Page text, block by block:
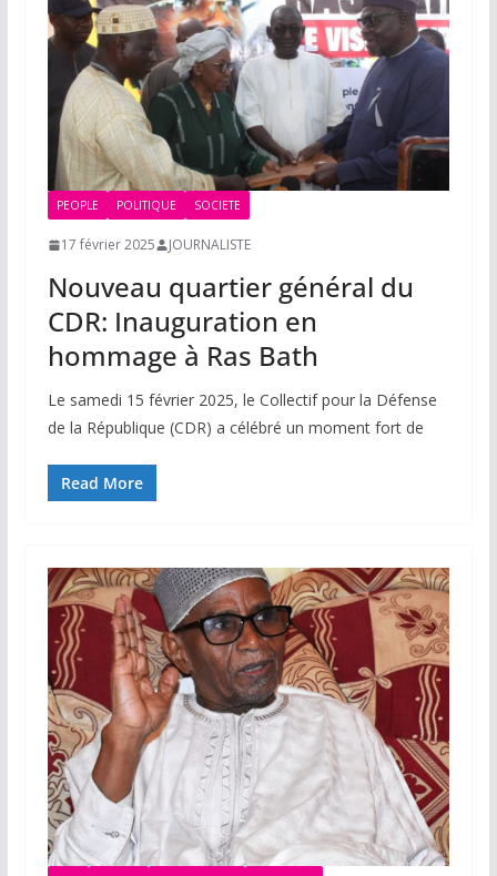
PEOPLE POLITIQUE SOCIETE
17 février 2025 JOURNALISTE
Nouveau quartier général du
CDR: Inauguration en
hommage à Ras Bath
Le samedi 15 février 2025, le Collectif pour la Défense
de la République (CDR) a célébré un moment fort de
Read More